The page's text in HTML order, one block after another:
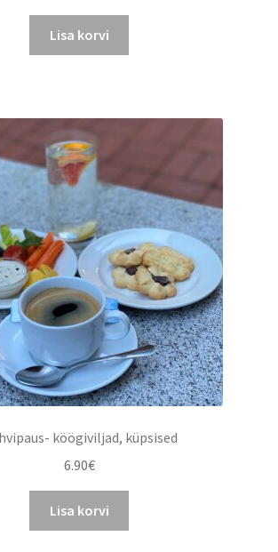
Lisa korvi
köögiviljad, küpsised
6.90€
Lisa korvi